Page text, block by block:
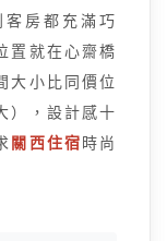
房都充滿巧
置就在心齋橋
大小比同價位
），設計感十
關西住宿 時尚